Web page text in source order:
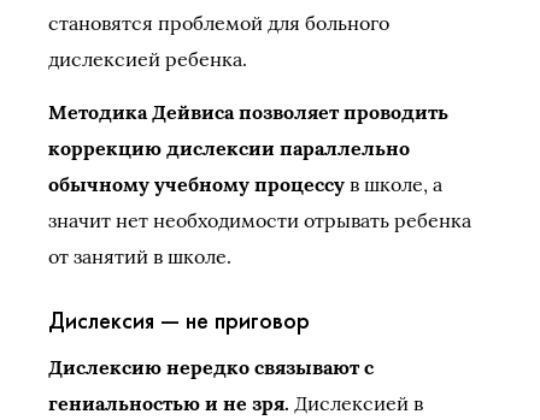
становятся проблемой для больного
дислексией ребенка.
Методика Дейвиса позволяет проводить
коррекцию дислексии параллельно
обычному учебному процессу в школе, а
значит нет необходимости отрывать ребенка
от занятий в школе.
Дислексия — не приговор
Дислексию нередко связывают с
гениальностью и не зря. Дислексией в